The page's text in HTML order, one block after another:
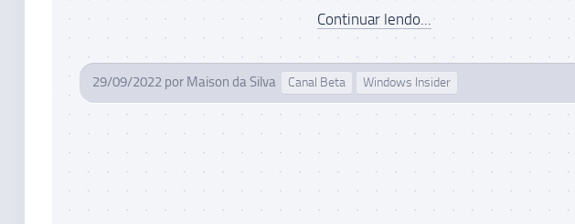
Continuar lendo...
29/09/2022 por Maison da Silva Canal Beta Windows Insider